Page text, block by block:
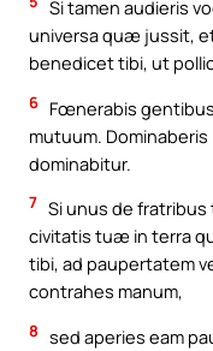
Si tamen audieris
universa quæ jussit,
benedicet tibi, ut
6 Fœnerabis
mutuum.
dominabitur.
7 Si unus de
civitatis tuæ in terra
tibi, ad paupertatem
contrahes manum,
8 sed aperies eam